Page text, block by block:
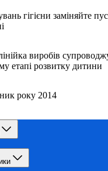
гігієни заміняйте
виробів
етапі розвитку дитини
року 2014